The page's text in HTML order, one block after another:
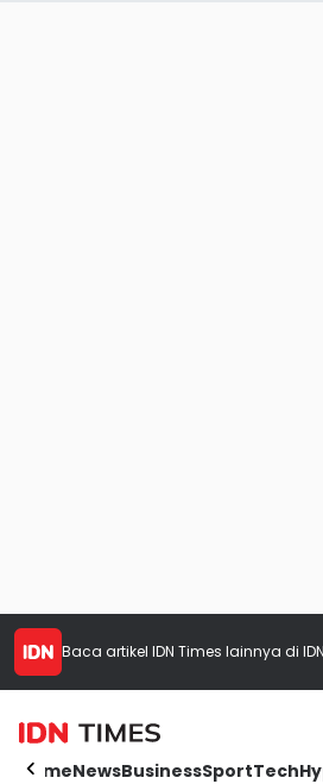
Baca artikel IDN Times lainnya di
HomeNewsBusinessSportTech